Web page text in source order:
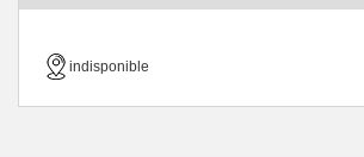
indisponible